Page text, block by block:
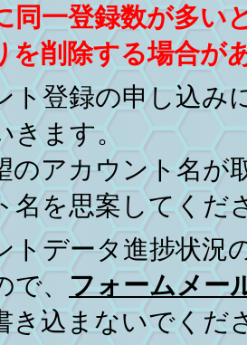
同一登録数が多い
を削除する場合が
ト登録の申し込み
きます。
のアカウント名が
名を思案してくだ
トデータ進捗状況
で、 フォームメー
き込まないでくだ